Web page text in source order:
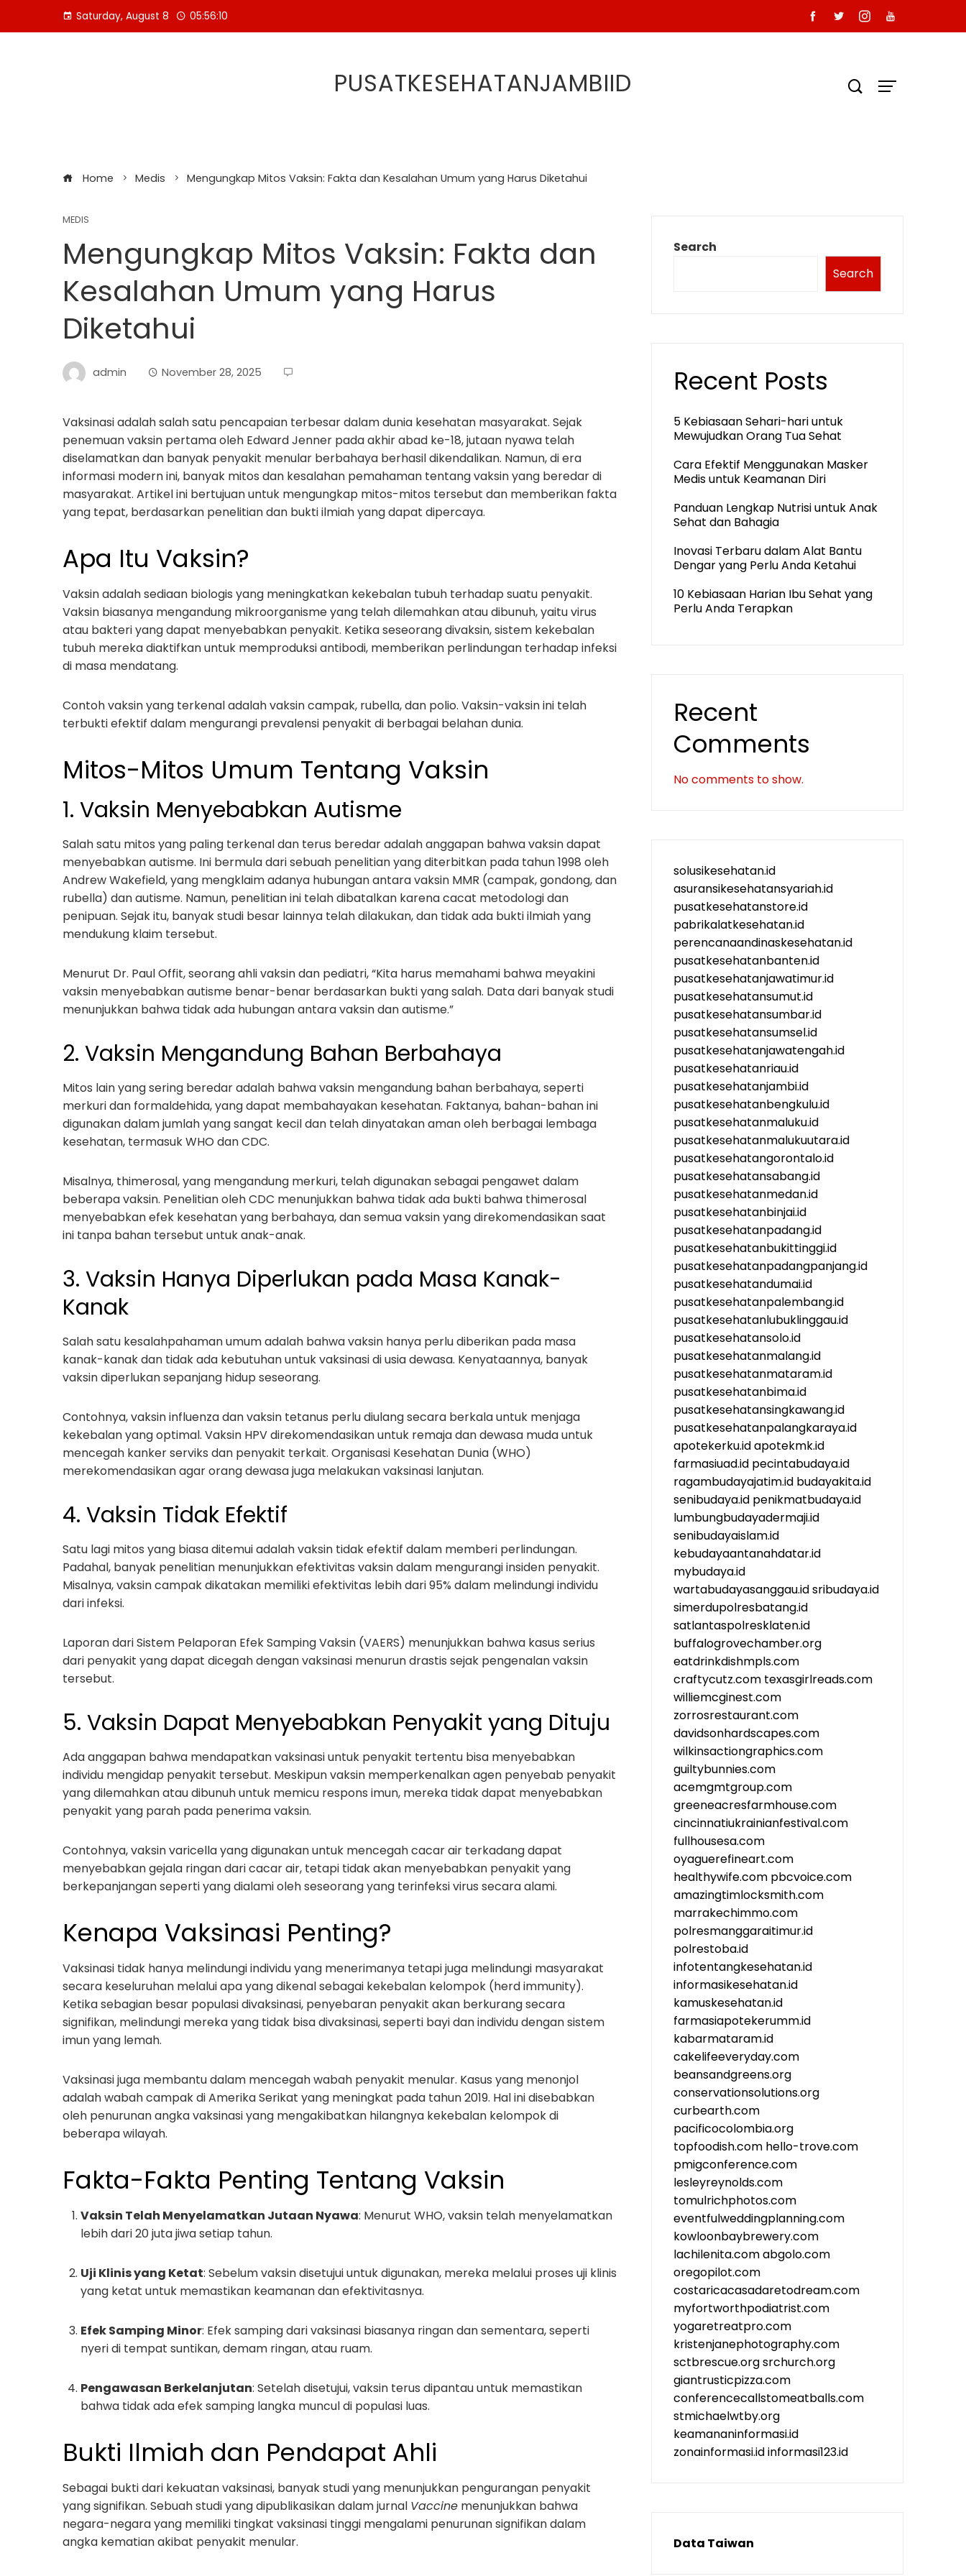
Saturday, August 8 05:56:11
PUSATKESEHATANJAMBIID
Home Medis Mengungkap Mitos Vaksin: Fakta dan Kesalahan Umum yang Harus Diketahui
MEDIS
Mengungkap Mitos Vaksin: Fakta dan
Kesalahan Umum yang Harus
Diketahui
admin November 28, 2025
Vaksinasi adalah salah satu pencapaian terbesar dalam dunia kesehatan masyarakat. Sejak
penemuan vaksin pertama oleh Edward Jenner pada akhir abad ke-18, jutaan nyawa telah
diselamatkan dan banyak penyakit menular berbahaya berhasil dikendalikan. Namun, di era
informasi modern ini, banyak mitos dan kesalahan pemahaman tentang vaksin yang beredar di
masyarakat. Artikel ini bertujuan untuk mengungkap mitos-mitos tersebut dan memberikan fakta
yang tepat, berdasarkan penelitian dan bukti ilmiah yang dapat dipercaya.
Apa Itu Vaksin?
Vaksin adalah sediaan biologis yang meningkatkan kekebalan tubuh terhadap suatu penyakit.
Vaksin biasanya mengandung mikroorganisme yang telah dilemahkan atau dibunuh, yaitu virus
atau bakteri yang dapat menyebabkan penyakit. Ketika seseorang divaksin, sistem kekebalan
tubuh mereka diaktifkan untuk memproduksi antibodi, memberikan perlindungan terhadap infeksi
di masa mendatang.
Contoh vaksin yang terkenal adalah vaksin campak, rubella, dan polio. Vaksin-vaksin ini telah
terbukti efektif dalam mengurangi prevalensi penyakit di berbagai belahan dunia.
Mitos-Mitos Umum Tentang Vaksin
1. Vaksin Menyebabkan Autisme
Salah satu mitos yang paling terkenal dan terus beredar adalah anggapan bahwa vaksin dapat
menyebabkan autisme. Ini bermula dari sebuah penelitian yang diterbitkan pada tahun 1998 oleh
Andrew Wakefield, yang mengklaim adanya hubungan antara vaksin MMR (campak, gondong, dan
rubella) dan autisme. Namun, penelitian ini telah dibatalkan karena cacat metodologi dan
penipuan. Sejak itu, banyak studi besar lainnya telah dilakukan, dan tidak ada bukti ilmiah yang
mendukung klaim tersebut.
Menurut Dr. Paul Offit, seorang ahli vaksin dan pediatri, “Kita harus memahami bahwa meyakini
vaksin menyebabkan autisme benar-benar berdasarkan bukti yang salah. Data dari banyak studi
menunjukkan bahwa tidak ada hubungan antara vaksin dan autisme.”
2. Vaksin Mengandung Bahan Berbahaya
Mitos lain yang sering beredar adalah bahwa vaksin mengandung bahan berbahaya, seperti
merkuri dan formaldehida, yang dapat membahayakan kesehatan. Faktanya, bahan-bahan ini
digunakan dalam jumlah yang sangat kecil dan telah dinyatakan aman oleh berbagai lembaga
kesehatan, termasuk WHO dan CDC.
Misalnya, thimerosal, yang mengandung merkuri, telah digunakan sebagai pengawet dalam
beberapa vaksin. Penelitian oleh CDC menunjukkan bahwa tidak ada bukti bahwa thimerosal
menyebabkan efek kesehatan yang berbahaya, dan semua vaksin yang direkomendasikan saat
ini tanpa bahan tersebut untuk anak-anak.
3. Vaksin Hanya Diperlukan pada Masa Kanak-
Kanak
Salah satu kesalahpahaman umum adalah bahwa vaksin hanya perlu diberikan pada masa
kanak-kanak dan tidak ada kebutuhan untuk vaksinasi di usia dewasa. Kenyataannya, banyak
vaksin diperlukan sepanjang hidup seseorang.
Contohnya, vaksin influenza dan vaksin tetanus perlu diulang secara berkala untuk menjaga
kekebalan yang optimal. Vaksin HPV direkomendasikan untuk remaja dan dewasa muda untuk
mencegah kanker serviks dan penyakit terkait. Organisasi Kesehatan Dunia (WHO)
merekomendasikan agar orang dewasa juga melakukan vaksinasi lanjutan.
4. Vaksin Tidak Efektif
Satu lagi mitos yang biasa ditemui adalah vaksin tidak efektif dalam memberi perlindungan.
Padahal, banyak penelitian menunjukkan efektivitas vaksin dalam mengurangi insiden penyakit.
Misalnya, vaksin campak dikatakan memiliki efektivitas lebih dari 95% dalam melindungi individu
dari infeksi.
Laporan dari Sistem Pelaporan Efek Samping Vaksin (VAERS) menunjukkan bahwa kasus serius
dari penyakit yang dapat dicegah dengan vaksinasi menurun drastis sejak pengenalan vaksin
tersebut.
5. Vaksin Dapat Menyebabkan Penyakit yang Dituju
Ada anggapan bahwa mendapatkan vaksinasi untuk penyakit tertentu bisa menyebabkan
individu mengidap penyakit tersebut. Meskipun vaksin memperkenalkan agen penyebab penyakit
yang dilemahkan atau dibunuh untuk memicu respons imun, mereka tidak dapat menyebabkan
penyakit yang parah pada penerima vaksin.
Contohnya, vaksin varicella yang digunakan untuk mencegah cacar air terkadang dapat
menyebabkan gejala ringan dari cacar air, tetapi tidak akan menyebabkan penyakit yang
berkepanjangan seperti yang dialami oleh seseorang yang terinfeksi virus secara alami.
Kenapa Vaksinasi Penting?
Vaksinasi tidak hanya melindungi individu yang menerimanya tetapi juga melindungi masyarakat
secara keseluruhan melalui apa yang dikenal sebagai kekebalan kelompok (herd immunity).
Ketika sebagian besar populasi divaksinasi, penyebaran penyakit akan berkurang secara
signifikan, melindungi mereka yang tidak bisa divaksinasi, seperti bayi dan individu dengan sistem
imun yang lemah.
Vaksinasi juga membantu dalam mencegah wabah penyakit menular. Kasus yang menonjol
adalah wabah campak di Amerika Serikat yang meningkat pada tahun 2019. Hal ini disebabkan
oleh penurunan angka vaksinasi yang mengakibatkan hilangnya kekebalan kelompok di
beberapa wilayah.
Fakta-Fakta Penting Tentang Vaksin
Vaksin Telah Menyelamatkan Jutaan Nyawa: Menurut WHO, vaksin telah menyelamatkan
lebih dari 20 juta jiwa setiap tahun.
Uji Klinis yang Ketat: Sebelum vaksin disetujui untuk digunakan, mereka melalui proses uji klinis
yang ketat untuk memastikan keamanan dan efektivitasnya.
Efek Samping Minor: Efek samping dari vaksinasi biasanya ringan dan sementara, seperti
nyeri di tempat suntikan, demam ringan, atau ruam.
Pengawasan Berkelanjutan: Setelah disetujui, vaksin terus dipantau untuk memastikan
bahwa tidak ada efek samping langka muncul di populasi luas.
Bukti Ilmiah dan Pendapat Ahli
Sebagai bukti dari kekuatan vaksinasi, banyak studi yang menunjukkan pengurangan penyakit
yang signifikan. Sebuah studi yang dipublikasikan dalam jurnal Vaccine menunjukkan bahwa
negara-negara yang memiliki tingkat vaksinasi tinggi mengalami penurunan signifikan dalam
angka kematian akibat penyakit menular.
Search
Search
Recent Posts
5 Kebiasaan Sehari-hari untuk
Mewujudkan Orang Tua Sehat
Cara Efektif Menggunakan Masker
Medis untuk Keamanan Diri
Panduan Lengkap Nutrisi untuk Anak
Sehat dan Bahagia
Inovasi Terbaru dalam Alat Bantu
Dengar yang Perlu Anda Ketahui
10 Kebiasaan Harian Ibu Sehat yang
Perlu Anda Terapkan
Recent
Comments
No comments to show.
solusikesehatan.id
asuransikesehatansyariah.id
pusatkesehatanstore.id
pabrikalatkesehatan.id
perencanaandinaskesehatan.id
pusatkesehatanbanten.id
pusatkesehatanjawatimur.id
pusatkesehatansumut.id
pusatkesehatansumbar.id
pusatkesehatansumsel.id
pusatkesehatanjawatengah.id
pusatkesehatanriau.id
pusatkesehatanjambi.id
pusatkesehatanbengkulu.id
pusatkesehatanmaluku.id
pusatkesehatanmalukuutara.id
pusatkesehatangorontalo.id
pusatkesehatansabang.id
pusatkesehatanmedan.id
pusatkesehatanbinjai.id
pusatkesehatanpadang.id
pusatkesehatanbukittinggi.id
pusatkesehatanpadangpanjang.id
pusatkesehatandumai.id
pusatkesehatanpalembang.id
pusatkesehatanlubuklinggau.id
pusatkesehatansolo.id
pusatkesehatanmalang.id
pusatkesehatanmataram.id
pusatkesehatanbima.id
pusatkesehatansingkawang.id
pusatkesehatanpalangkaraya.id
apotekerku.idapotekmk.id
farmasiuad.id pecintabudaya.id
ragambudayajatim.id budayakita.id
senibudaya.id penikmatbudaya.id
lumbungbudayadermaji.id
senibudayaislam.id
kebudayaantanahdatar.id
mybudaya.id
wartabudayasanggau.idsribudaya.id
simerdupolresbatang.id
satlantaspolresklaten.id
buffalogrovechamber.org
eatdrinkdishmpls.com
craftycutz.com texasgirlreads.com
williemcginest.com
zorrosrestaurant.com
davidsonhardscapes.com
wilkinsactiongraphics.com
guiltybunnies.com
acemgmtgroup.com
greeneacresfarmhouse.com
cincinnatiukrainianfestival.com
fullhousesa.com
oyaguerefineart.com
healthywife.com pbcvoice.com
amazingtimlocksmith.com
marrakechimmo.com
polresmanggaraitimur.id
polrestoba.id
infotentangkesehatan.id
informasikesehatan.id
kamuskesehatan.id
farmasiapotekerumm.id
kabarmataram.id
cakelifeeveryday.com
beansandgreens.org
conservationsolutions.org
curbearth.com
pacificocolombia.org
topfoodish.com hello-trove.com
pmigconference.com
lesleyreynolds.com
tomulrichphotos.com
eventfulweddingplanning.com
kowloonbaybrewery.com
lachilenita.comabgolo.com
oregopilot.com
costaricacasadaretodream.com
myfortworthpodiatrist.com
yogaretreatpro.com
kristenjanephotography.com
sctbrescue.orgsrchurch.org
giantrusticpizza.com
conferencecallstomeatballs.com
stmichaelwtby.org
keamananinformasi.id
zonainformasi.idinformasi123.id
Data Taiwan